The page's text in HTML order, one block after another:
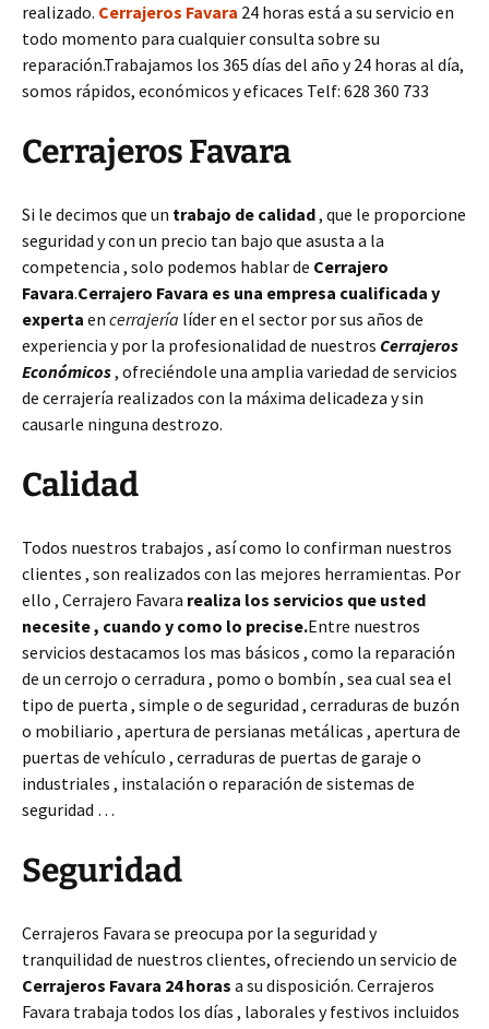
realizado. Cerrajeros Favara 24 horas está a su servicio en
todo momento para cualquier consulta sobre su
reparación.Trabajamos los 365 días del año y 24 horas al día,
somos rápidos, económicos y eficaces Telf: 628 360 733
Cerrajeros Favara
Si le decimos que un trabajo de calidad, que le proporcione
seguridad y con un precio tan bajo que asusta a la
competencia , solo podemos hablar de Cerrajero
Favara.Cerrajero Favara es una empresa cualificada y
experta en cerrajería líder en el sector por sus años de
experiencia y por la profesionalidad de nuestros Cerrajeros
Económicos, ofreciéndole una amplia variedad de servicios
de cerrajería realizados con la máxima delicadeza y sin
causarle ninguna destrozo.
Calidad
Todos nuestros trabajos , así como lo confirman nuestros
clientes , son realizados con las mejores herramientas. Por
ello , Cerrajero Favara realiza los servicios que usted
necesite , cuando y como lo precise.Entre nuestros
servicios destacamos los mas básicos , como la reparación
de un cerrojo o cerradura , pomo o bombín , sea cual sea el
tipo de puerta , simple o de seguridad , cerraduras de buzón
o mobiliario , apertura de persianas metálicas , apertura de
puertas de vehículo , cerraduras de puertas de garaje o
industriales , instalación o reparación de sistemas de
seguridad …
Seguridad
Cerrajeros Favara se preocupa por la seguridad y
tranquilidad de nuestros clientes, ofreciendo un servicio de
Cerrajeros Favara 24 horas a su disposición. Cerrajeros
Favara trabaja todos los días , laborales y festivos incluidos